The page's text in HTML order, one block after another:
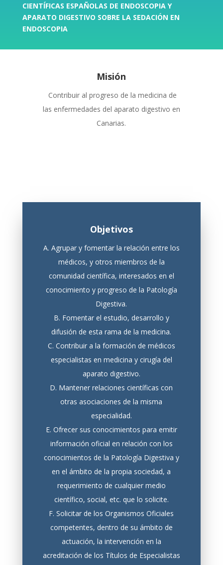
CIENTÍFICAS ESPAÑOLAS DE ENDOSCOPIA Y
APARATO DIGESTIVO SOBRE LA SEDACIÓN EN
ENDOSCOPIA
Misión
Contribuir al progreso de la medicina de
las enfermedades del aparato digestivo en
Canarias.
Objetivos
A. Agrupar y fomentar la relación entre los
médicos, y otros miembros de la
comunidad científica, interesados en el
conocimiento y progreso de la Patología
Digestiva.
B. Fomentar el estudio, desarrollo y
difusión de esta rama de la medicina.
C. Contribuir a la formación de médicos
especialistas en medicina y cirugía del
aparato digestivo.
D. Mantener relaciones científicas con
otras asociaciones de la misma
especialidad.
E. Ofrecer sus conocimientos para emitir
información oficial en relación con los
conocimientos de la Patología Digestiva y
en el ámbito de la propia sociedad, a
requerimiento de cualquier medio
científico, social, etc. que lo solicite.
F. Solicitar de los Organismos Oficiales
competentes, dentro de su ámbito de
actuación, la intervención en la
acreditación de los Títulos de Especialistas